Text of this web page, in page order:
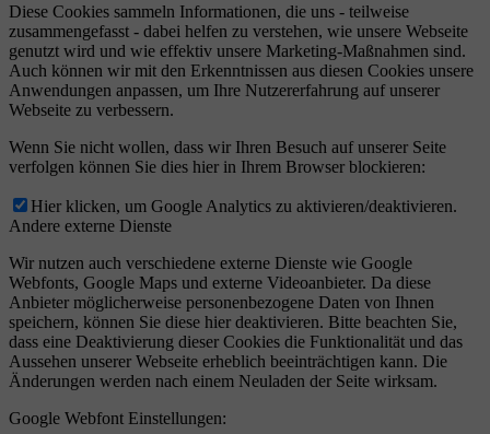
Diese Cookies sammeln Informationen, die uns - teilweise
zusammengefasst - dabei helfen zu verstehen, wie unsere Webseite
genutzt wird und wie effektiv unsere Marketing-Maßnahmen sind.
Auch können wir mit den Erkenntnissen aus diesen Cookies unsere
Anwendungen anpassen, um Ihre Nutzererfahrung auf unserer
Webseite zu verbessern.
Wenn Sie nicht wollen, dass wir Ihren Besuch auf unserer Seite
verfolgen können Sie dies hier in Ihrem Browser blockieren:
Hier klicken, um Google Analytics zu aktivieren/deaktivieren.
Andere externe Dienste
Wir nutzen auch verschiedene externe Dienste wie Google
Webfonts, Google Maps und externe Videoanbieter. Da diese
Anbieter möglicherweise personenbezogene Daten von Ihnen
speichern, können Sie diese hier deaktivieren. Bitte beachten Sie,
dass eine Deaktivierung dieser Cookies die Funktionalität und das
Aussehen unserer Webseite erheblich beeinträchtigen kann. Die
Änderungen werden nach einem Neuladen der Seite wirksam.
Google Webfont Einstellungen: